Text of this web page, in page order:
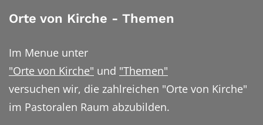
Orte von Kirche - Themen
Im Menue unter
"Orte von Kirche" und "Themen"
versuchen wir, die zahlreichen "Orte von Kirche"
im Pastoralen Raum abzubilden.